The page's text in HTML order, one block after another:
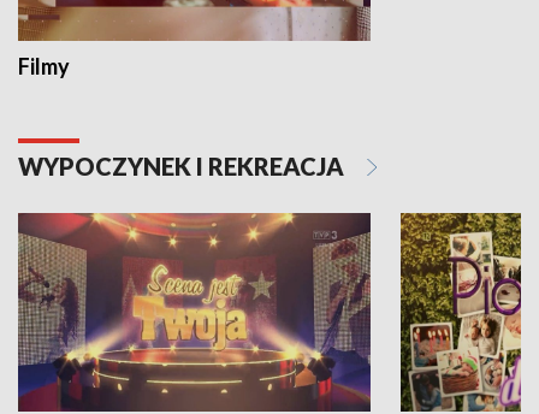
Filmy
WYPOCZYNEK I REKREACJA